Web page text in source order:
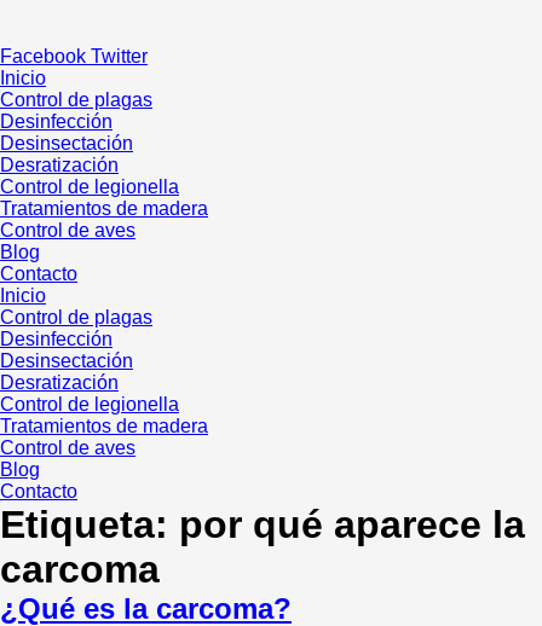
al
contenido
Facebook Twitter
Inicio
Control de plagas
Desinfección
Desinsectación
Desratización
Control de legionella
Tratamientos de madera
Control de aves
Blog
Contacto
Inicio
Control de plagas
Desinfección
Desinsectación
Desratización
Control de legionella
Tratamientos de madera
Control de aves
Blog
Contacto
Etiqueta: por qué aparece la
carcoma
¿Qué es la carcoma?